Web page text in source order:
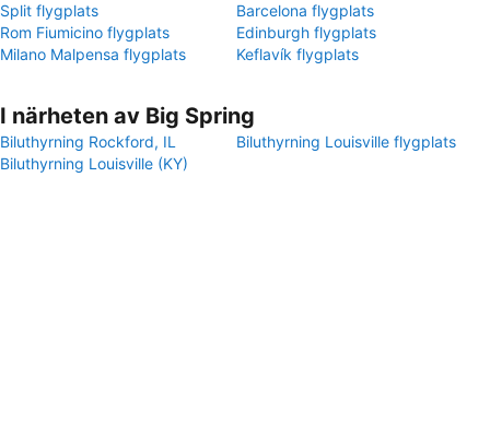
Split flygplats
Barcelona flygplats
Rom Fiumicino flygplats
Edinburgh flygplats
Milano Malpensa flygplats
Keflavík flygplats
I närheten av Big Spring
Biluthyrning Rockford, IL
Biluthyrning Louisville flygplats
Biluthyrning Louisville (KY)